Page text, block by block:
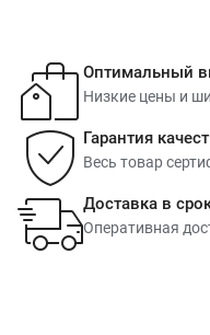
Оптимальный
Низкие цены и
Гарантия
Весь товар
Доставка в
Оперативная